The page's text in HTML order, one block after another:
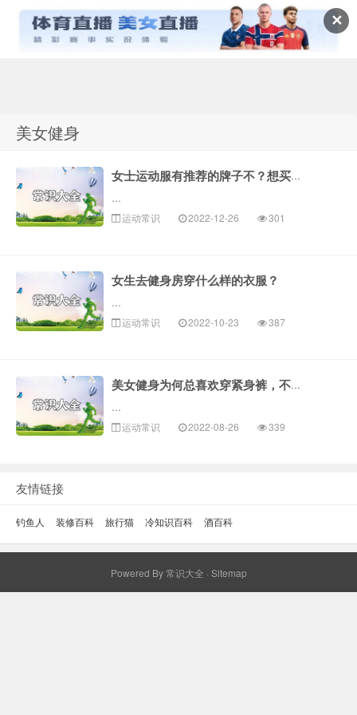
✕
美女健身
女士运动服有推荐的牌子不？想买运动内衣！
...
运动常识 2022-12-26 301
女生去健身房穿什么样的衣服？
...
运动常识 2022-10-23 387
美女健身为何总喜欢穿紧身裤，不勒吗
...
运动常识 2022-08-26 339
友情链接
钓鱼人 装修百科 旅行猫 冷知识百科 酒百科
Powered By常识大全 · Sitemap